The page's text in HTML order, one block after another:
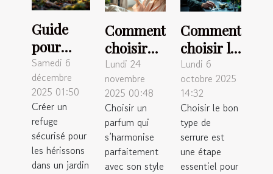
Guide
pour
créer un
habitat
favorable
aux
hérissons
dans les
jardins
Samedi 6
décembre
2025 01:50
Créer un
refuge
sécurisé pour
les hérissons
dans un jardin
Comment
choisir
un
parfum
quotidien
qui
complète
votre
Lundi 24
novembre
2025 00:48
Choisir un
parfum qui
s’harmonise
parfaitement
avec son style
Comment
choisir le
bon type
de
serrure
pour
votre
sécurité ?
Lundi 6
octobre 2025
14:32
Choisir le bon
type de
serrure est
une étape
essentiel pour